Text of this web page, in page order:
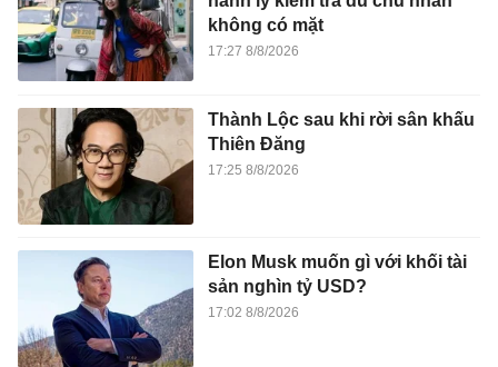
không có mặt
17:27 8/8/2026
Thành Lộc sau khi rời sân khấu
Thiên Đăng
17:25 8/8/2026
Elon Musk muốn gì với khối tài
sản nghìn tỷ USD?
17:02 8/8/2026